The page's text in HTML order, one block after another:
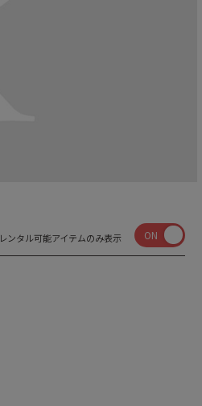
レンタル可能アイテムのみ表示 ON